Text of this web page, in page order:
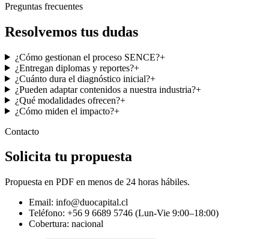
Preguntas frecuentes
Resolvemos tus dudas
¿Cómo gestionan el proceso SENCE?+
¿Entregan diplomas y reportes?+
¿Cuánto dura el diagnóstico inicial?+
¿Pueden adaptar contenidos a nuestra industria?+
¿Qué modalidades ofrecen?+
¿Cómo miden el impacto?+
Contacto
Solicita tu propuesta
Propuesta en PDF en menos de 24 horas hábiles.
Email: info@duocapital.cl
Teléfono: +56 9 6689 5746 (Lun-Vie 9:00–18:00)
Cobertura: nacional